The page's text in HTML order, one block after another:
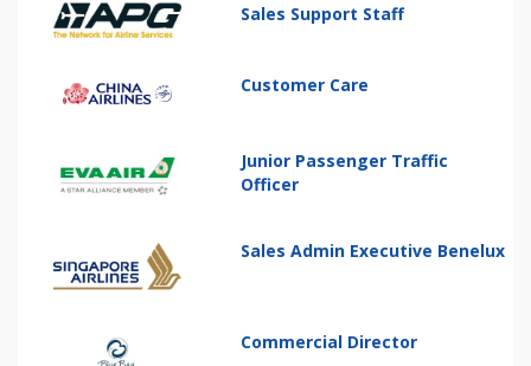
Sales Support Staff
Customer Care
Junior Passenger Traffic
Officer
Sales Admin Executive Benelux
Commercial Director